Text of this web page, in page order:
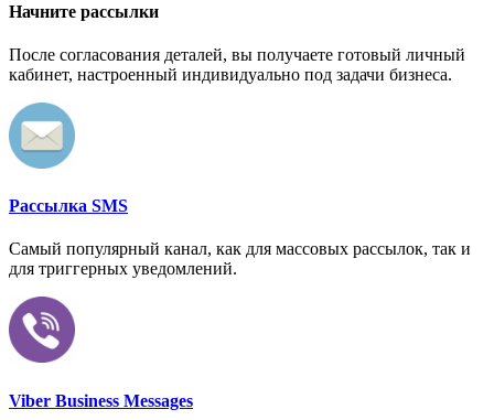
Начните рассылки
После согласования деталей, вы получаете готовый личный
кабинет, настроенный индивидуально под задачи бизнеса.
Рассылка SMS
Самый популярный канал, как для массовых рассылок, так и
для триггерных уведомлений.
Viber Business Messages